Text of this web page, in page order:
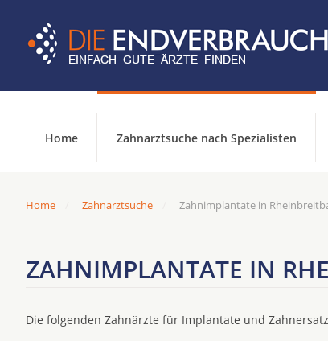
Home Zahnarztsuche nach Spezialisten
Home Zahnarztsuche Zahnimplantate in
ZAHNIMPLANTATE IN
Die folgenden Zahnärzte für Implantate und